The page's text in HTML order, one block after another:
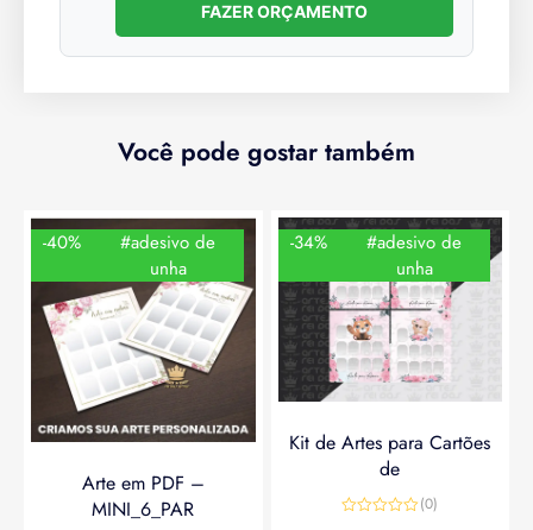
FAZER ORÇAMENTO
Você pode gostar também
-40%
#adesivo de
unha
Arte em PDF –
MINI_6_PAR
-34%
#adesivo de
unha
Kit de Artes para Cartões
de
(0)